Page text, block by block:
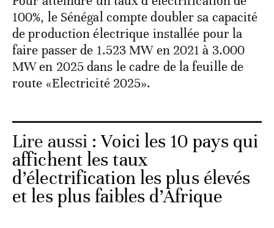
100%, le Sénégal compte doubler sa capacité
de production électrique installée pour la
faire passer de 1.523 MW en 2021 à 3.000
MW en 2025 dans le cadre de la feuille de
route «Electricité 2025».
Lire aussi :Voici les 10 pays qui
affichent les taux
d’électrification les plus élevés
et les plus faibles d’Afrique